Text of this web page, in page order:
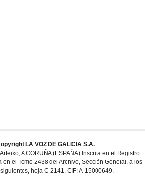
LA VOZ DE GALICIA S.A.
A CORUÑA (ESPAÑA) Inscrita en el Registro
en el Tomo 2438 del Archivo, Sección General, a los
hoja C-2141. CIF: A-15000649.